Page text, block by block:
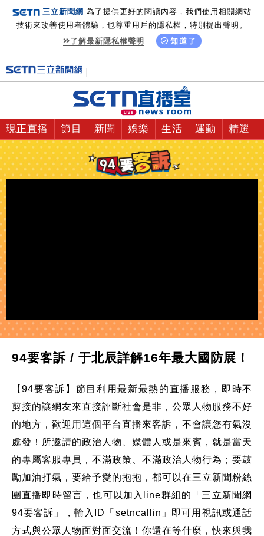
三立新聞網 為了提供更好的閱讀內容，我們使用相關網站
技術來改善使用者體驗，也尊重用戶的隱私權，特別提出聲明。
了解最新隱私權聲明
知道了
現正直播 節目 新聞 娛樂 生活 運動 精選
94要客訴 / 于北辰詳解16年最大國防展！
【94要客訴】節目利用最新最熱的直播服務，即時不
剪接的讓網友來直接評斷社會是非，公眾人物服務不好
的地方，歡迎用這個平台直播來客訴，不會讓您有氣沒
處發！所邀請的政治人物、媒體人或是來賓，就是當天
的專屬客服專員，不滿政策、不滿政治人物行為；要鼓
勵加油打氣，要給予愛的抱抱，都可以在三立新聞粉絲
團直播即時留言，也可以加入line群組的「三立新聞網
94要客訴」，輸入ID「setncallin」即可用視訊或通話
方式與公眾人物面對面交流！你還在等什麼，快來與我